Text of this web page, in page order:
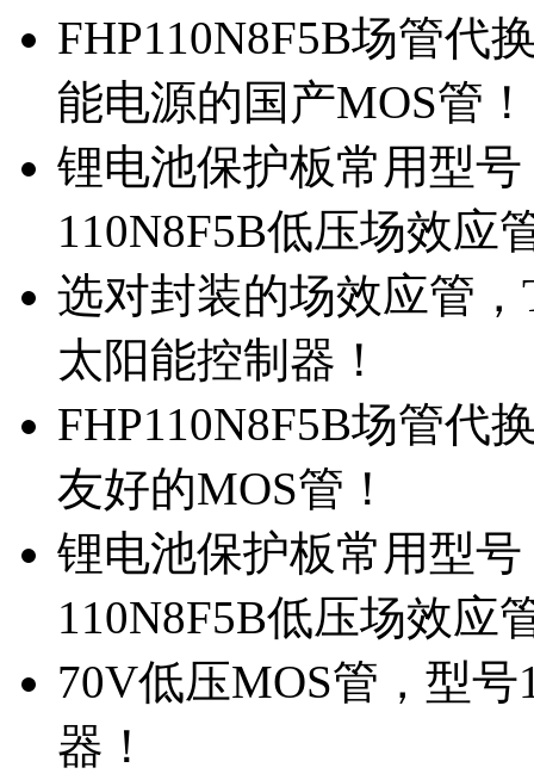
FHP110N8F5B场管代
能电源的国产MOS管！
锂电池保护板常用型
110N8F5B低压场效应
选对封装的场效应管
太阳能控制器！
FHP110N8F5B场管代
友好的MOS管！
锂电池保护板常用型
110N8F5B低压场效应
70V低压MOS管，型
器！